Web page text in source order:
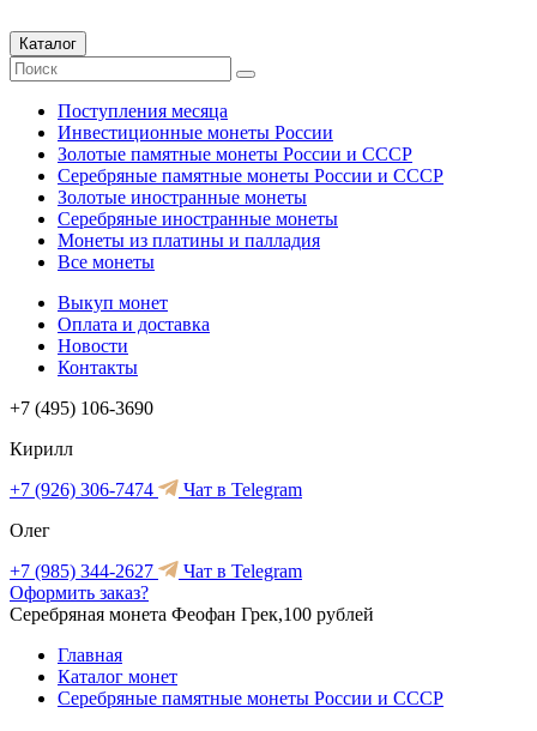
Каталог
Поступления месяца
Инвестиционные монеты России
Золотые памятные монеты России и СССР
Серебряные памятные монеты России и СССР
Золотые иностранные монеты
Серебряные иностранные монеты
Монеты из платины и палладия
Все монеты
Выкуп монет
Оплата и доставка
Новости
Контакты
+7 (495) 106-3690
Кирилл
+7 (926) 306-7474
Чат в Telegram
Олег
+7 (985) 344-2627
Чат в Telegram
Оформить заказ?
Серебряная монета Феофан Грек,100 рублей
Главная
Каталог монет
Серебряные памятные монеты России и СССР